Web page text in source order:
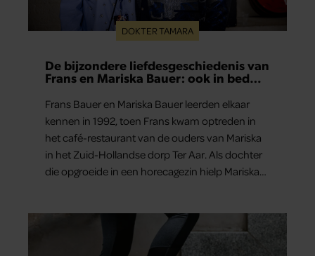
DOKTER TAMARA
De bijzondere liefdesgeschiedenis van
Frans en Mariska Bauer: ook in bed
Frans Bauer en Mariska Bauer leerden elkaar
kennen in 1992, toen Frans kwam optreden in
het café-restaurant van de ouders van Mariska
in het Zuid-Hollandse dorp Ter Aar. Als dochter
die opgroeide in een horecagezin hielp Mariska